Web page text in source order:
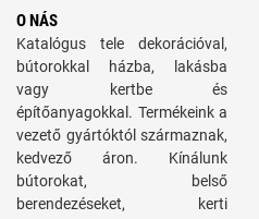
O NÁS
Katalógus tele dekorációval,
bútorokkal házba, lakásba
vagy kertbe és
építőanyagokkal. Termékeink a
vezető gyártóktól származnak,
kedvező áron. Kínálunk
bútorokat, belső
berendezéseket, kerti